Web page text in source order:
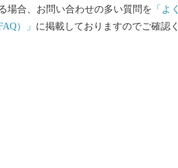
場合、お問い合わせの多い質問を 「よく
）」 に掲載しておりますのでご確認く